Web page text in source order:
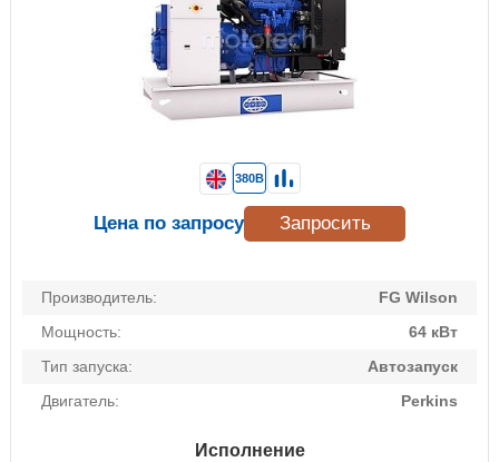
Производитель:
FG Wilson
Мощность:
64 кВт
Тип запуска:
Автозапуск
Двигатель:
Perkins
Исполнение
380В
Цена по запросу Запросить